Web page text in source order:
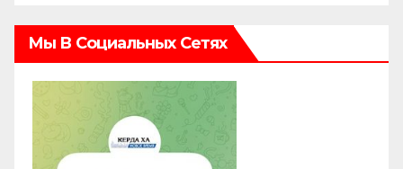
Мы В Социальных Сетях